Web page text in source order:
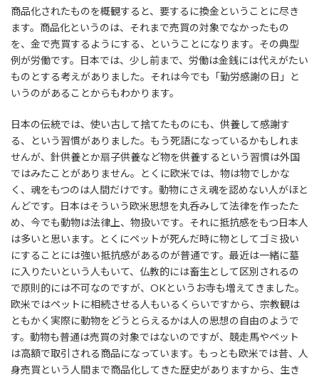
商品化されたものを概観すると、要するに換金ということに尽き
ます。商品化というのは、それまで売買の対象でなかったもの
を、金で売買するようにする、ということになります。その典型
例が労働です。日本では、少し前まで、労働は金銭には代えがたい
ものとする考えがありました。それは今でも「勤労感謝の日」と
いうのがあることからもわかります。
日本の伝統では、使い古して捨てたものにも、供養して感謝す
る、という習慣がありました。もう死語になっているかもしれま
せんが、針供養とか扇子供養など物を供養するという習慣は外国
ではみたことがありません。とくに欧米では、物は物でしかな
く、魂をもつのは人間だけです。動物にさえ魂を認めない人がほと
んどです。日本はそういう欧米思想を丸呑みして法律を作ったた
め、今でも動物は法律上、物扱いです。それに抵抗感をもつ日本人
は多いと思います。とくにペットが死んだ時に物としてゴミ扱い
にすることには強い抵抗感があるのが普通です。最近は一緒に墓
に入りたいという人もいて、仏教的には畜生として区別されるの
で原則的には不可なのですが、OKというお寺も増えてきました。
欧米ではペットに相続させる人もいるくらいですから、宗教観は
ともかく実際に動物をどうとらえるかは人の思想の自由のようで
す。動物も普通は売買の対象ではないのですが、競走馬やペット
は高額で取引される商品になっています。もっとも欧米では昔、人
身売買という人間まで商品化してきた歴史がありますから、生き